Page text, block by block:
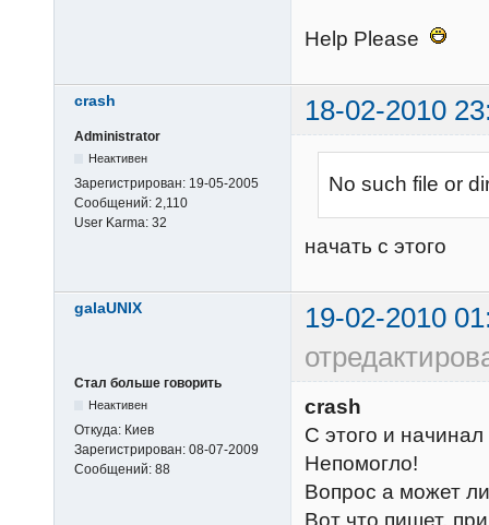
mail_debug =
protocol
idle
}
protocol
  pop3_client_workarounds = outlook-no-nuls oe-ns-
eoh
}
protocol lda
Help Please
crash 18-02-2010
Administrator
Неактивен
Зарегистрирован: 19-05-2005
Сообщений: 2,110
User Karma: 32
No such file or
начать с этого
galaUNIX
19-02-2010
Стал больше говорить
Неактивен
Откуда: Киев
Зарегистрирован: 08-07-2009
Сообщений: 88
crash
С этого и
Непомогло!
Вопрос а может